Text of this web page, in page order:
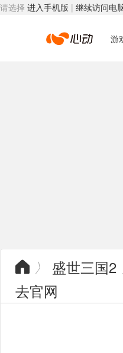
请选择 进入手机版 | 继续访问电
心 游
 〉 盛世三国2
去官网